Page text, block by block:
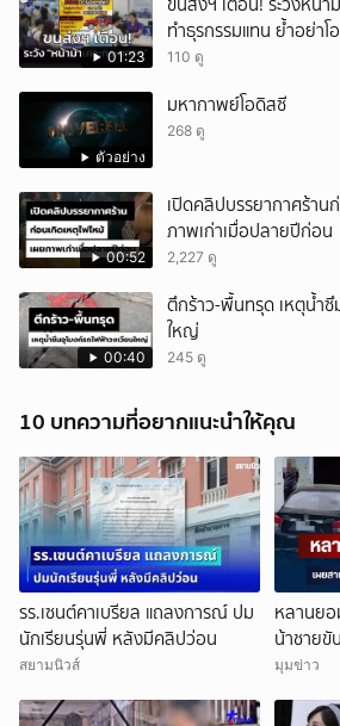
01:23
ทำธุรกรรมแทน ย้ำอย่าโ
ขาด
110 ดู
ตัวอย่าง
มหากาพย์โอดิสซี
268 ดู
00:52
เปิดคลิปบรรยากาศร้าน
ภาพเก่าเมื่อปลายปีก่อน
2,227 ดู
00:40
ตึกร้าว-พื้นทรุด เหตุน้ำซึ
ใหญ่
245 ดู
10 บทความที่อยากแนะนำให้คุณ
รร.เซนต์คาเบรียล แถลงการณ์ ปม
นักเรียนรุ่นพี่ หลังมีคลิปว่อน
สยามนิวส์
หลานยอ
น้าชายขั
มุมข่าว